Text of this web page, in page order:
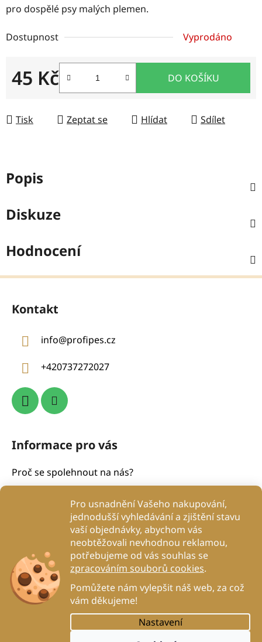
Pro usnadnění Vašeho nakupování,
jednodušší vyhledávání a zjištění stavu
vaší objednávky, abychom vás
neobtěžovali nevhodnou reklamou,
potřebujeme od vás souhlas se
zpracováním souborů cookies.
Pomůžete nám vylepšit náš web, za což
vám děkujeme!
Nastavení
pro dospělé psy malých plemen.
Dostupnost Vyprodáno
45 Kč
Měrná cena:
DO KOŠÍKU
Tisk Zeptat se Hlídat Sdílet
Popis
Diskuze
Hodnocení
Z
Kontakt
info@profipes.cz
+420737272027
Informace pro vás
Proč se spolehnout na nás?
Obchodní podmínky
Podmínky ochrany osobních údajů
Proč to děláme?
Blog
DogRehab
Vytvořil Shoptet